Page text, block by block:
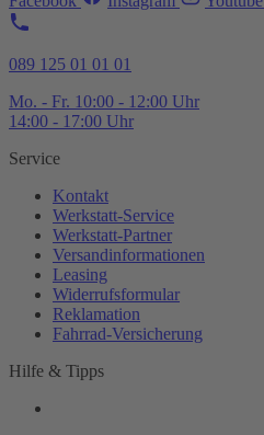
089 125 01 01 01
Mo. - Fr. 10:00 - 12:00 Uhr
14:00 - 17:00 Uhr
Service
Kontakt
Werkstatt-Service
Werkstatt-Partner
Versandinformationen
Leasing
Widerrufsformular
Reklamation
Fahrrad-Versicherung
Hilfe & Tipps